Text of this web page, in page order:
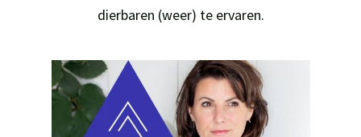
dierbaren (weer) te ervaren.